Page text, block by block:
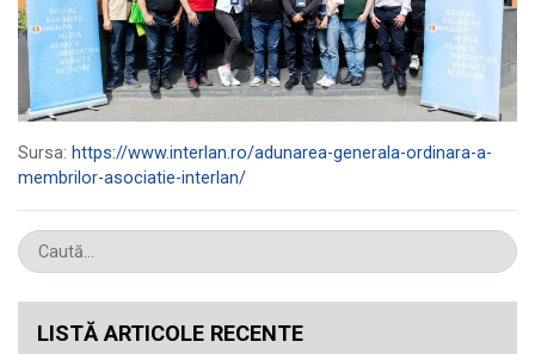
Sursa: https://www.interlan.ro/adunarea-generala-ordinara-a-
membrilor-asociatie-interlan/
LISTĂ ARTICOLE RECENTE